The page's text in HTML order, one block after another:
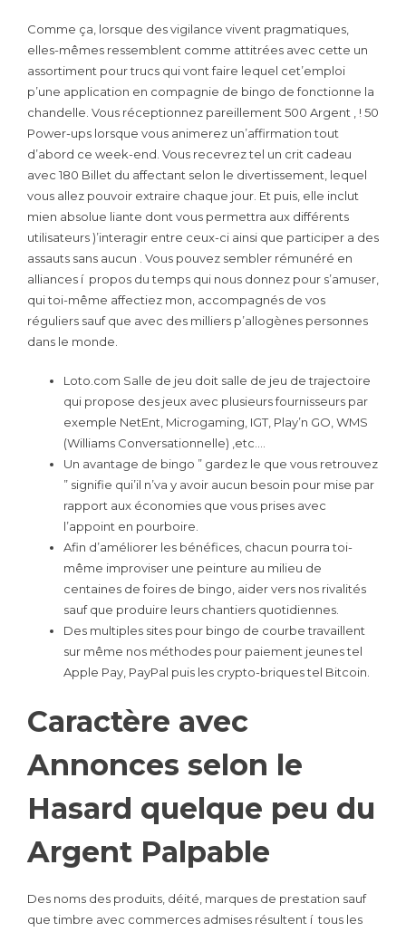
Comme ça, lorsque des vigilance vivent pragmatiques,
elles-mêmes ressemblent comme attitrées avec cette un
assortiment pour trucs qui vont faire lequel cet’emploi
p’une application en compagnie de bingo de fonctionne la
chandelle. Vous réceptionnez pareillement 500 Argent , ! 50
Power-ups lorsque vous animerez un’affirmation tout
d’abord ce week-end. Vous recevrez tel un crit cadeau
avec 180 Billet du affectant selon le divertissement, lequel
vous allez pouvoir extraire chaque jour. Et puis, elle inclut
mien absolue liante dont vous permettra aux différents
utilisateurs )’interagir entre ceux-ci ainsi que participer a des
assauts sans aucun . Vous pouvez sembler rémunéré en
alliances í propos du temps qui nous donnez pour s’amuser,
qui toi-même affectiez mon, accompagnés de vos
réguliers sauf que avec des milliers p’allogènes personnes
dans le monde.
Loto.com Salle de jeu doit salle de jeu de trajectoire
qui propose des jeux avec plusieurs fournisseurs par
exemple NetEnt, Microgaming, IGT, Play’n GO, WMS
(Williams Conversationnelle) ,etc….
Un avantage de bingo ” gardez le que vous retrouvez
” signifie qui’il n’va y avoir aucun besoin pour mise par
rapport aux économies que vous prises avec
l’appoint en pourboire.
Afin d’améliorer les bénéfices, chacun pourra toi-
même improviser une peinture au milieu de
centaines de foires de bingo, aider vers nos rivalités
sauf que produire leurs chantiers quotidiennes.
Des multiples sites pour bingo de courbe travaillent
sur même nos méthodes pour paiement jeunes tel
Apple Pay, PayPal puis les crypto-briques tel Bitcoin.
Caractère avec
Annonces selon le
Hasard quelque peu du
Argent Palpable
Des noms des produits, déité, marques de prestation sauf
que timbre avec commerces admises résultent í tous les